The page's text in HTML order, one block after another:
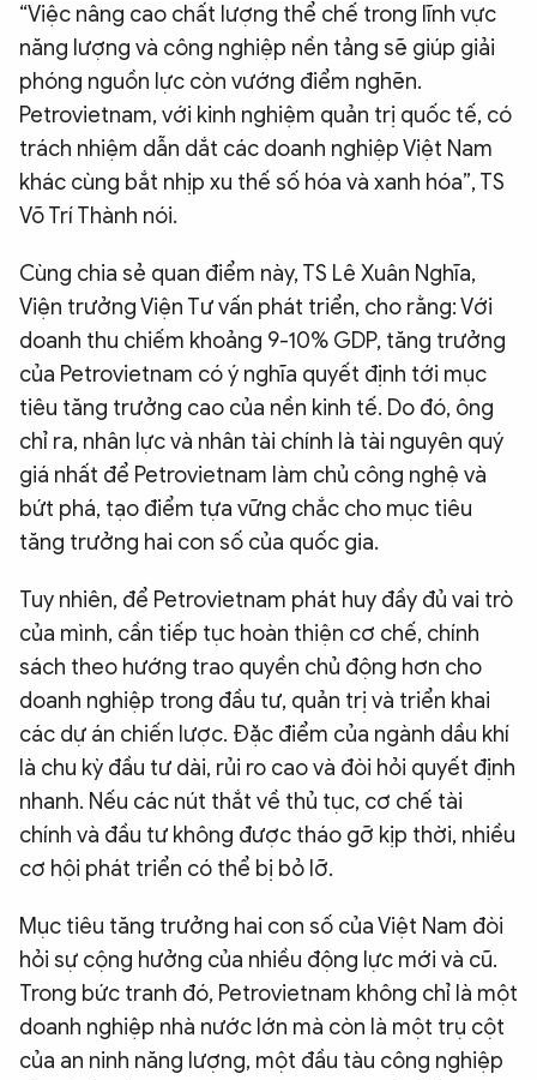
“Việc nâng cao chất lượng thể chế trong lĩnh vực
năng lượng và công nghiệp nền tảng sẽ giúp giải
phóng nguồn lực còn vướng điểm nghẽn.
Petrovietnam, với kinh nghiệm quản trị quốc tế, có
trách nhiệm dẫn dắt các doanh nghiệp Việt Nam
khác cùng bắt nhịp xu thế số hóa và xanh hóa”, TS
Võ Trí Thành nói.
Cùng chia sẻ quan điểm này, TS Lê Xuân Nghĩa,
Viện trưởng Viện Tư vấn phát triển, cho rằng: Với
doanh thu chiếm khoảng 9-10% GDP, tăng trưởng
của Petrovietnam có ý nghĩa quyết định tới mục
tiêu tăng trưởng cao của nền kinh tế. Do đó, ông
chỉ ra, nhân lực và nhân tài chính là tài nguyên quý
giá nhất để Petrovietnam làm chủ công nghệ và
bứt phá, tạo điểm tựa vững chắc cho mục tiêu
tăng trưởng hai con số của quốc gia.
Tuy nhiên, để Petrovietnam phát huy đầy đủ vai trò
của mình, cần tiếp tục hoàn thiện cơ chế, chính
sách theo hướng trao quyền chủ động hơn cho
doanh nghiệp trong đầu tư, quản trị và triển khai
các dự án chiến lược. Đặc điểm của ngành dầu khí
là chu kỳ đầu tư dài, rủi ro cao và đòi hỏi quyết định
nhanh. Nếu các nút thắt về thủ tục, cơ chế tài
chính và đầu tư không được tháo gỡ kịp thời, nhiều
cơ hội phát triển có thể bị bỏ lỡ.
Mục tiêu tăng trưởng hai con số của Việt Nam đòi
hỏi sự cộng hưởng của nhiều động lực mới và cũ.
Trong bức tranh đó, Petrovietnam không chỉ là một
doanh nghiệp nhà nước lớn mà còn là một trụ cột
của an ninh năng lượng, một đầu tàu công nghiệp